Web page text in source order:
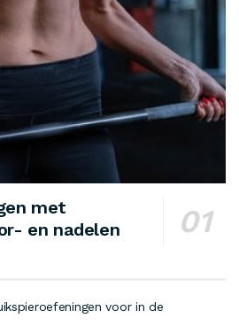
met
en nadelen
voor in de